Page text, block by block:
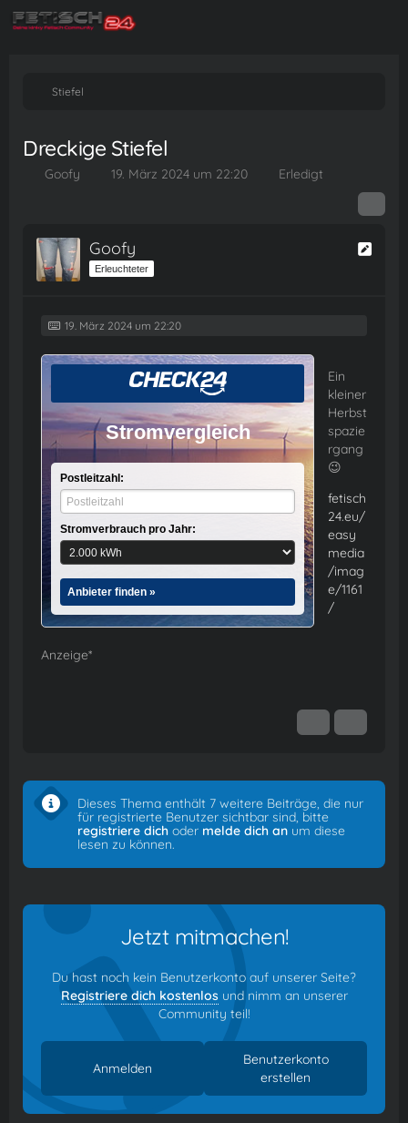
Stiefel
Dreckige Stiefel
Goofy 19. März 2024 um 22:20 Erledigt
Goofy
Erleuchteter
19. März 2024 um 22:20
Stromvergleich
Postleitzahl:
Stromverbrauch pro Jahr:
Anbieter finden »
Anzeige*
Ein
kleiner
Herbst
spazie
rgang
😉
fetisch
24.eu/
easy
media
/imag
e/1161
/
Dieses Thema enthält 7 weitere Beiträge, die nur
für registrierte Benutzer sichtbar sind, bitte
registriere dich oder melde dich an um diese
lesen zu können.
Jetzt mitmachen!
Du hast noch kein Benutzerkonto auf unserer Seite?
Registriere dich kostenlos und nimm an unserer
Community teil!
Benutzerkonto
erstellen
Anmelden